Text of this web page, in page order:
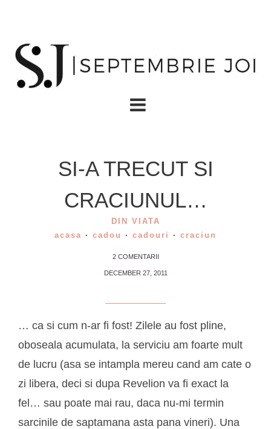
SI-A TRECUT SI
CRACIUNUL…
DIN VIATA
acasa · cadou · cadouri · craciun
2 COMENTARII
DECEMBER 27, 2011
… ca si cum n-ar fi fost! Zilele au fost pline,
oboseala acumulata, la serviciu am foarte mult
de lucru (asa se intampla mereu cand am cate o
zi libera, deci si dupa Revelion va fi exact la
fel… sau poate mai rau, daca nu-mi termin
sarcinile de saptamana asta pana vineri). Una